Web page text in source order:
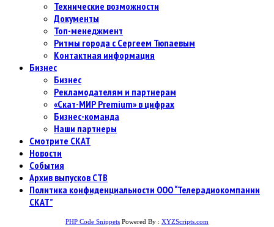
Технические возможности
Документы
Топ-менеджмент
Ритмы города с Сергеем Тюпаевым
Контактная информация
Бизнес
Бизнес
Рекламодателям и партнерам
«Скат-МИР Premium» в цифрах
Бизнес-команда
Наши партнеры
Смотрите СКАТ
Новости
События
Архив выпусков СТВ
Политика конфиденциальности ООО “Телерадиокомпании
СКАТ”
PHP Code Snippets Powered By : XYZScripts.com